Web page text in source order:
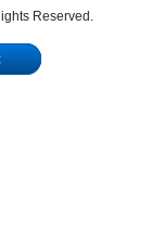
Reserved.